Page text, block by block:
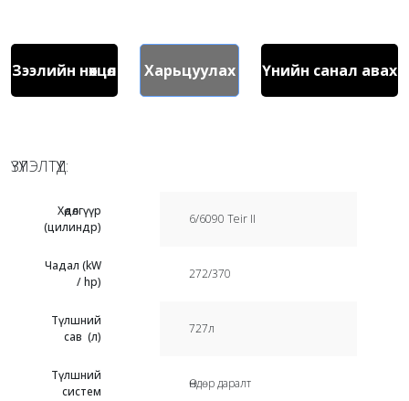
Зээлийн нөхцөл Харьцуулах Үнийн санал авах
ҮЗҮҮЛЭЛТҮҮД:
Хөдөлгүүр
(цилиндр)
6/6090 Teir II
Чадал (kW
/ hp)
272/370
Түлшний
сав (л)
727л
Түлшний
систем
Өндөр даралт